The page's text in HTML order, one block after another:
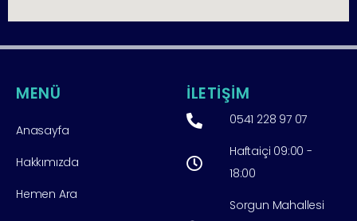
MENÜ
Anasayfa
Hakkımızda
Hemen Ara
İLETİŞİM
0541 228 97 07
Haftaiçi 09:00 -
18:00
Sorgun Mahallesi